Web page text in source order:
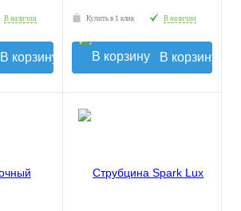
В наличии
В корзину
Купить в 1 клик В наличии
В корзину